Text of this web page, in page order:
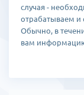
случая -
отрабатываем и
Обычно, в
вам